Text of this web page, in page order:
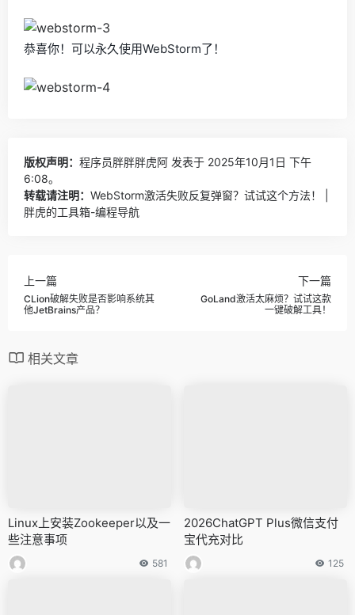
恭喜你！可以永久使用WebStorm了！
版权声明： 程序员胖胖胖虎阿 发表于 2025年10月1日 下午
6:08。
转载请注明： WebStorm激活失败反复弹窗？试试这个方法！ |
胖虎的工具箱-编程导航
上一篇
CLion破解失败是否影响系统其
他JetBrains产品？
下一篇
GoLand激活太麻烦？试试这款
一键破解工具！
相关文章
Linux上安装Zookeeper以及一
些注意事项
581
2026ChatGPT Plus微信支付
宝代充对比
125